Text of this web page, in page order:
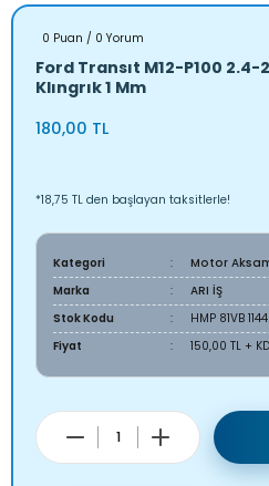
0 Puan / 0 Yorum
Ford Transıt M12-P100
Klıngrık 1 Mm
180,00 TL
*18,75 TL den başlayan taksitlerle!
Kategori
Motor
Marka
ARI İŞ
Stok Kodu
HMP 81VB
Fiyat
150,00 TL +